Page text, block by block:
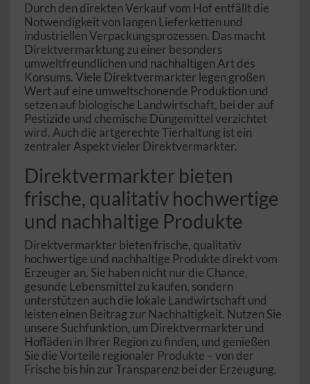
Durch den direkten Verkauf vom Hof entfällt die
Notwendigkeit von langen Lieferketten und
industriellen Verpackungsprozessen. Das macht
Direktvermarktung zu einer besonders
umweltfreundlichen und nachhaltigen Art des
Konsums. Viele Direktvermarkter legen großen
Wert auf eine umweltschonende Produktion und
setzen auf biologische Landwirtschaft, bei der auf
Pestizide und chemische Düngemittel verzichtet
wird. Auch die artgerechte Tierhaltung ist ein
zentraler Aspekt vieler Direktvermarkter.
Direktvermarkter bieten
frische, qualitativ hochwertige
und nachhaltige Produkte
Direktvermarkter bieten frische, qualitativ
hochwertige und nachhaltige Produkte direkt vom
Erzeuger an. Sie haben nicht nur die Chance,
gesunde Lebensmittel zu kaufen, sondern
unterstützen auch die lokale Landwirtschaft und
leisten einen Beitrag zur Nachhaltigkeit. Nutzen Sie
unsere Suchfunktion, um Direktvermarkter und
Hofläden in Ihrer Region zu finden, und genießen
Sie die Vorteile regionaler Produkte – von der
Frische bis hin zur Transparenz bei der Erzeugung.